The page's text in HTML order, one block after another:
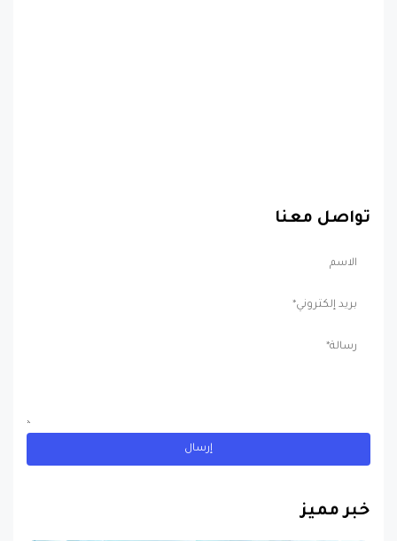
تواصل معنا
خبر مميز